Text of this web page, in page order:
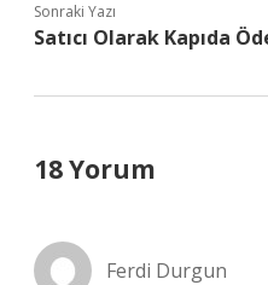
Sonraki Yazı
Satıcı Olarak Kapıda
18 Yorum
Ferdi Durgun